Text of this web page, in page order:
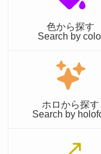
色から探す
Search by
ホロから探す
Search by